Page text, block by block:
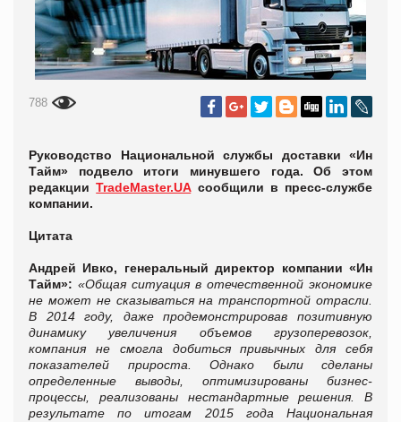
788
Руководство Национальной службы доставки «Ин
Тайм» подвело итоги минувшего года. Об этом
редакцииTradeMaster.UAсообщили в пресс-службе
компании.
Цитата
Андрей Ивко, генеральный директор компании «Ин
Тайм»: «Общая ситуация в отечественной экономике
не может не сказываться на транспортной отрасли.
В 2014 году, даже продемонстрировав позитивную
динамику увеличения объемов грузоперевозок,
компания не смогла добиться привычных для себя
показателей прироста. Однако были сделаны
определенные выводы, оптимизированы бизнес-
процессы, реализованы нестандартные решения. В
результате по итогам 2015 года Национальная